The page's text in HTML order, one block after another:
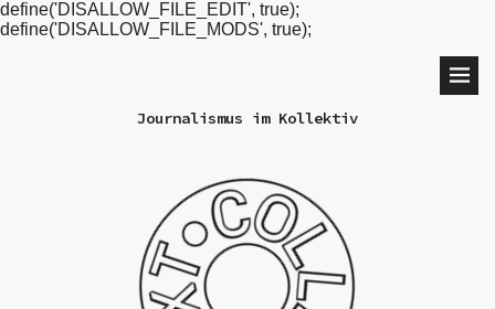
define('DISALLOW_FILE_EDIT', true);
define('DISALLOW_FILE_MODS', true);
Journalismus im Kollektiv